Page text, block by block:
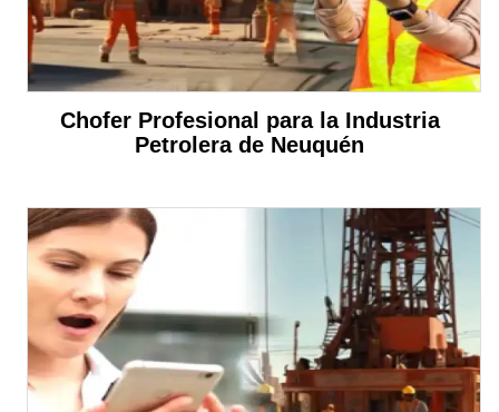
Chofer Profesional para la Industria
Petrolera de Neuquén